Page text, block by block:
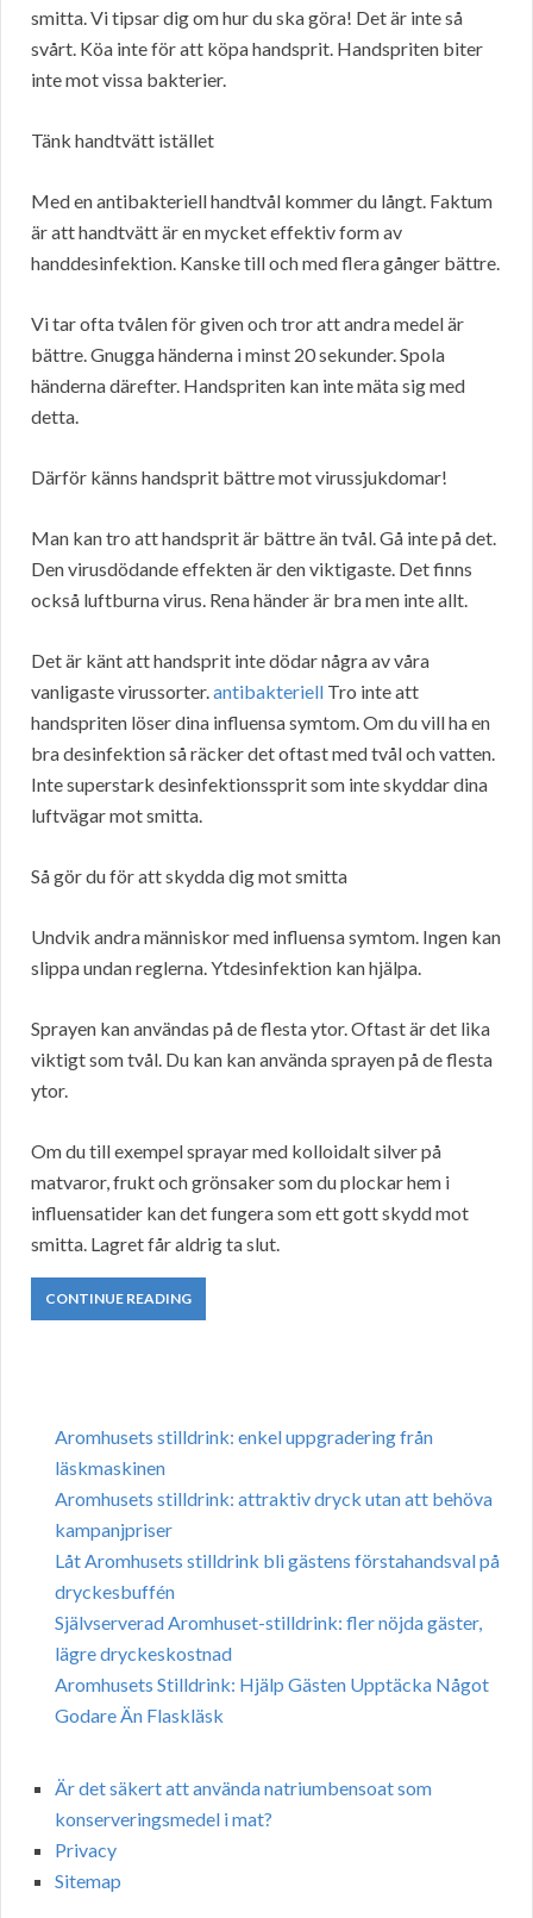
smitta. Vi tipsar dig om hur du ska göra! Det är inte så
svårt. Köa inte för att köpa handsprit. Handspriten biter
inte mot vissa bakterier.
Tänk handtvätt istället
Med en antibakteriell handtvål kommer du långt. Faktum
är att handtvätt är en mycket effektiv form av
handdesinfektion. Kanske till och med flera gånger bättre.
Vi tar ofta tvålen för given och tror att andra medel är
bättre. Gnugga händerna i minst 20 sekunder. Spola
händerna därefter. Handspriten kan inte mäta sig med
detta.
Därför känns handsprit bättre mot virussjukdomar!
Man kan tro att handsprit är bättre än tvål. Gå inte på det.
Den virusdödande effekten är den viktigaste. Det finns
också luftburna virus. Rena händer är bra men inte allt.
Det är känt att handsprit inte dödar några av våra
vanligaste virussorter.antibakteriell Tro inte att
handspriten löser dina influensa symtom. Om du vill ha en
bra desinfektion så räcker det oftast med tvål och vatten.
Inte superstark desinfektionssprit som inte skyddar dina
luftvägar mot smitta.
Så gör du för att skydda dig mot smitta
Undvik andra människor med influensa symtom. Ingen kan
slippa undan reglerna. Ytdesinfektion kan hjälpa.
Sprayen kan användas på de flesta ytor. Oftast är det lika
viktigt som tvål. Du kan kan använda sprayen på de flesta
ytor.
Om du till exempel sprayar med kolloidalt silver på
matvaror, frukt och grönsaker som du plockar hem i
influensatider kan det fungera som ett gott skydd mot
smitta. Lagret får aldrig ta slut.
CONTINUE READING
Aromhusets stilldrink: enkel uppgradering från
läskmaskinen
Aromhusets stilldrink: attraktiv dryck utan att behöva
kampanjpriser
Låt Aromhusets stilldrink bli gästens förstahandsval på
dryckesbuffén
Självserverad Aromhuset-stilldrink: fler nöjda gäster,
lägre dryckeskostnad
Aromhusets Stilldrink: Hjälp Gästen Upptäcka Något
Godare Än Flaskläsk
Är det säkert att använda natriumbensoat som
konserveringsmedel i mat?
Privacy
Sitemap